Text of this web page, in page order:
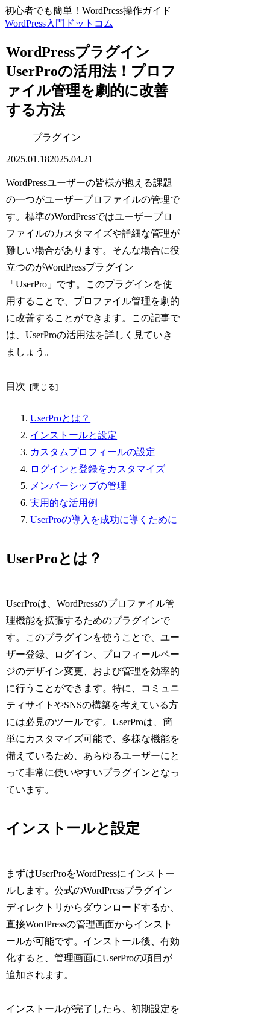
初心者でも簡単！WordPress操作ガイド
WordPress入門ドットコム
WordPressプラグイン
UserProの活用法！プロフ
ァイル管理を劇的に改善
する方法
プラグイン
2025.01.182025.04.21
WordPressユーザーの皆様が抱える課題
の一つがユーザープロファイルの管理で
す。標準のWordPressではユーザープロ
ファイルのカスタマイズや詳細な管理が
難しい場合があります。そんな場合に役
立つのがWordPressプラグイン
「UserPro」です。このプラグインを使
用することで、プロファイル管理を劇的
に改善することができます。この記事で
は、UserProの活用法を詳しく見ていき
ましょう。
目次
UserProとは？
インストールと設定
カスタムプロフィールの設定
ログインと登録をカスタマイズ
メンバーシップの管理
実用的な活用例
UserProの導入を成功に導くために
UserProとは？
UserProは、WordPressのプロファイル管
理機能を拡張するためのプラグインで
す。このプラグインを使うことで、ユー
ザー登録、ログイン、プロフィールペー
ジのデザイン変更、および管理を効率的
に行うことができます。特に、コミュニ
ティサイトやSNSの構築を考えている方
には必見のツールです。UserProは、簡
単にカスタマイズ可能で、多様な機能を
備えているため、あらゆるユーザーにと
って非常に使いやすいプラグインとなっ
ています。
インストールと設定
まずはUserProをWordPressにインストー
ルします。公式のWordPressプラグイン
ディレクトリからダウンロードするか、
直接WordPressの管理画面からインスト
ールが可能です。インストール後、有効
化すると、管理画面にUserProの項目が
追加されます。
インストールが完了したら、初期設定を